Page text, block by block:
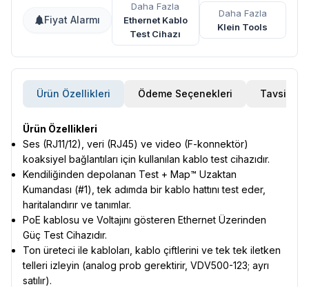
Fiyat Alarmı
Daha Fazla
Ethernet Kablo
Test Cihazı
Daha Fazla
Klein Tools
Ürün Özellikleri Ödeme Seçenekleri Tavsiye Et
Ürün Özellikleri
Ses (RJ11/12), veri (RJ45) ve video (F-konnektör)
koaksiyel bağlantıları için kullanılan kablo test cihazıdır.
Kendiliğinden depolanan Test + Map™ Uzaktan
Kumandası (#1), tek adımda bir kablo hattını test eder,
haritalandırır ve tanımlar.
PoE kablosu ve Voltajını gösteren Ethernet Üzerinden
Güç Test Cihazıdır.
Ton üreteci ile kabloları, kablo çiftlerini ve tek tek iletken
telleri izleyin (analog prob gerektirir, VDV500-123; ayrı
satılır).